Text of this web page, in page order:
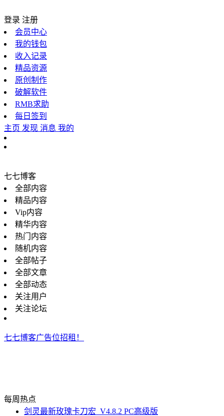
登录 注册
会员中心
我的钱包
收入记录
精品资源
原创制作
破解软件
RMB求助
每日签到
主页 发现 消息 我的
七七博客
全部内容
精品内容
Vip内容
精华内容
热门内容
随机内容
全部帖子
全部文章
全部动态
关注用户
关注论坛
七七博客广告位招租！
每周热点
剑灵最新玫瑰卡刀宏_V4.8.2 PC高级版